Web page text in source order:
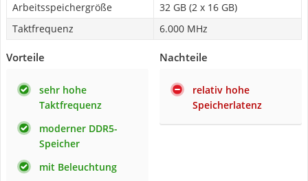
Arbeitsspeichergröße
32 GB (2 x 16 GB)
Taktfrequenz
6.000 MHz
Vorteile
sehr hohe
Taktfrequenz
moderner DDR5-
Speicher
mit Beleuchtung
Nachteile
relativ hohe
Speicherlatenz